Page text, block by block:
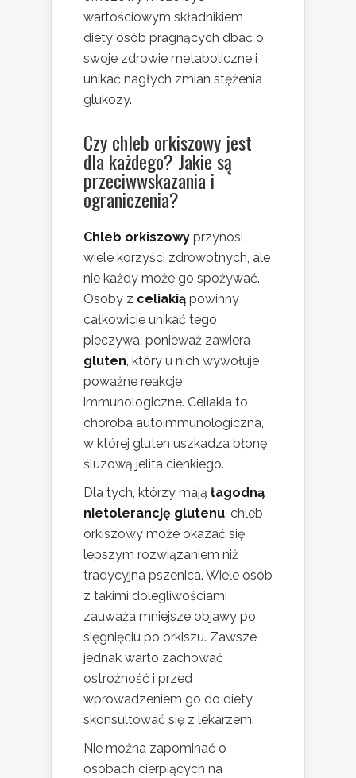
wartościowym składnikiem
diety osób pragnących dbać o
swoje zdrowie metaboliczne i
unikać nagłych zmian stężenia
glukozy.
Czy chleb orkiszowy jest
dla każdego? Jakie są
przeciwwskazania i
ograniczenia?
Chleb orkiszowy przynosi
wiele korzyści zdrowotnych, ale
nie każdy może go spożywać.
Osoby z celiakią powinny
całkowicie unikać tego
pieczywa, ponieważ zawiera
gluten, który u nich wywołuje
poważne reakcje
immunologiczne. Celiakia to
choroba autoimmunologiczna,
w której gluten uszkadza błonę
śluzową jelita cienkiego.
Dla tych, którzy mają łagodną
nietolerancję glutenu, chleb
orkiszowy może okazać się
lepszym rozwiązaniem niż
tradycyjna pszenica. Wiele osób
z takimi dolegliwościami
zauważa mniejsze objawy po
sięgnięciu po orkiszu. Zawsze
jednak warto zachować
ostrożność i przed
wprowadzeniem go do diety
skonsultować się z lekarzem.
Nie można zapominać o
osobach cierpiących na